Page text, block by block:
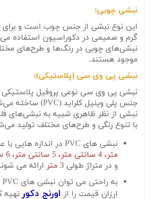
نبشی چوبی:
این نوع نبشی از جنس چوب است و برای
گرم و صمیمی در دکوراسیون استفاده
نبشی‌های چوبی در رنگ‌ها و طرح‌های
موجود هستند.
نبشی پی وی سی (پلاستیکی):
نبشی پی وی سی نوعی پروفیل
جنس پلی وینیل کلراید (PVC) ساخته
نبشی از نظر ظاهری شبیه به نبشی‌های
با تنوع رنگی و طرح‌های مختلف تولید
نبشی های PVC در اندازه هایی با عرض
متر، 4 سانتی متر، 5 سانتی متر، 6 سانتی متر
و در متراژ طولی 3 متر
ارائه می
ارزان قیمت را از اورنج دکور تهیه